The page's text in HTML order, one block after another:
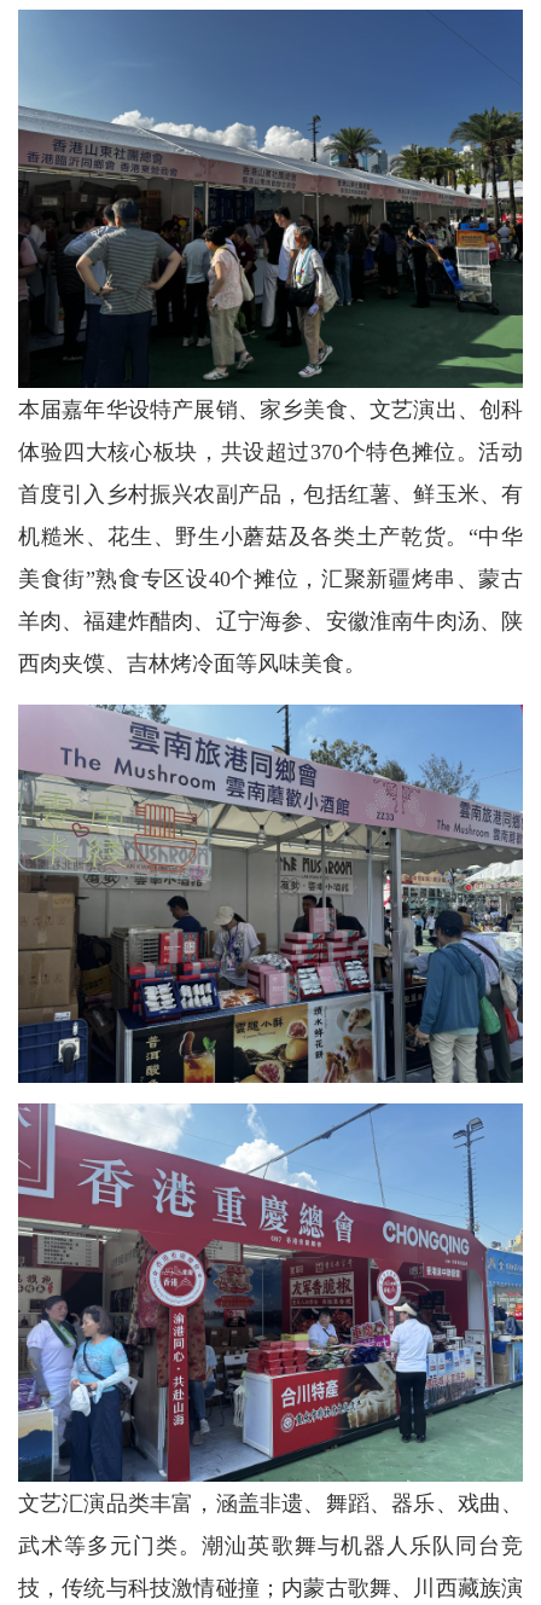
本届嘉年华设特产展销、家乡美食、文艺演出、创科
体验四大核心板块，共设超过370个特色摊位。活动
首度引入乡村振兴农副产品，包括红薯、鲜玉米、有
机糙米、花生、野生小蘑菇及各类土产乾货。“中华
美食街”熟食专区设40个摊位，汇聚新疆烤串、蒙古
羊肉、福建炸醋肉、辽宁海参、安徽淮南牛肉汤、陕
西肉夹馍、吉林烤冷面等风味美食。
文艺汇演品类丰富，涵盖非遗、舞蹈、器乐、戏曲、
武术等多元门类。潮汕英歌舞与机器人乐队同台竞
技，传统与科技激情碰撞；内蒙古歌舞、川西藏族演